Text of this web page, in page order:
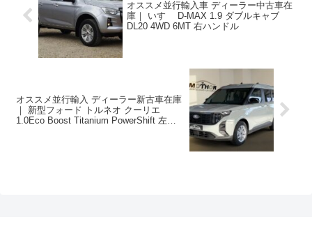
オススメ並行輸入車 ディーラー中古車在
庫｜ いすゞ D-MAX 1.9 ダブルキャブ
DL20 4WD 6MT 右ハンドル
オススメ並行輸入 ディーラー新古車在庫
｜ 新型フォード トルネオ クーリエ
1.0Eco Boost Titanium PowerShift 左ハン